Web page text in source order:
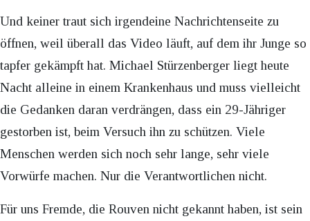
Und keiner traut sich irgendeine Nachrichtenseite zu
öffnen, weil überall das Video läuft, auf dem ihr Junge so
tapfer gekämpft hat. Michael Stürzenberger liegt heute
Nacht alleine in einem Krankenhaus und muss vielleicht
die Gedanken daran verdrängen, dass ein 29-Jähriger
gestorben ist, beim Versuch ihn zu schützen. Viele
Menschen werden sich noch sehr lange, sehr viele
Vorwürfe machen. Nur die Verantwortlichen nicht.
Für uns Fremde, die Rouven nicht gekannt haben, ist sein